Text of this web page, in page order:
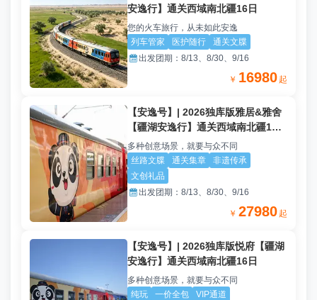
安逸行】通关西域南北疆16日
您的火车旅行，从未如此安逸
列车管家
医护随行 通关文牒
出发团期：8/13、8/30、9/16
￥ 16980 起
【安逸号】| 2026独库版雅居&雅舍
【疆湖安逸行】通关西域南北疆16
日
多种创意场景，就要与众不同
丝路文牒
通关集章
非遗传承
文创礼品
出发团期：8/13、8/30、9/16
￥ 27980 起
【安逸号】| 2026独库版悦府【疆湖
安逸行】通关西域南北疆16日
多种创意场景，就要与众不同
纯玩
一价全包 VIP通道